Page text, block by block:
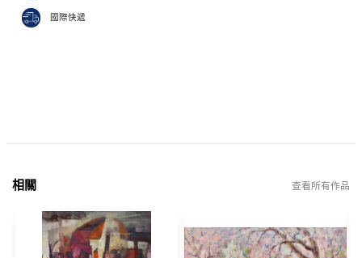
國際快遞
相關 查看所有作品